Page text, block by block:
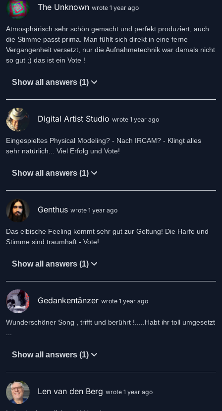
The Unknown wrote 1 year ago
Atmosphärisch sehr schön gemacht und perfekt produziert, auch
die Stimme passt prima. Man fühlt sich direkt in eine ferne
Vergangenheit versetzt, nur die Aufnahmetechnik war damals nicht
so gut ;) das ist ein Vote !
Show all answers (1)
Digital Artist Studio wrote 1 year ago
Eingespieltes Physical Modeling? - Nach IRCAM? - Klingt alles
sehr natürlich... Viel Erfolg und Vote!
Show all answers (1)
Genthus wrote 1 year ago
Das elbische Feeling kommt sehr gut zur Geltung! Die Harfe und
Stimme sind traumhaft - Vote!
Show all answers (1)
Gedankentänzer wrote 1 year ago
Wunderschöner Song , trifft und berührt !.....Habt ihr toll umgesetzt
Show all answers (1)
Len van den Berg wrote 1 year ago